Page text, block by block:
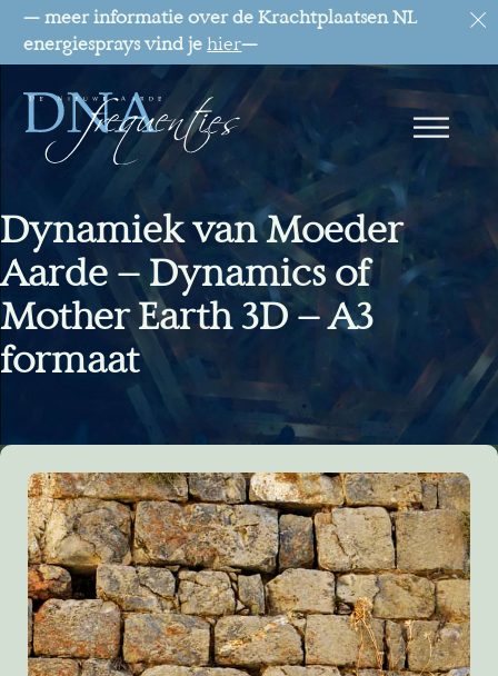
— meer informatie over de Krachtplaatsen NL
energiesprays vind jehier—
Dynamiek van Moeder
Aarde – Dynamics of
Mother Earth 3D – A3
formaat